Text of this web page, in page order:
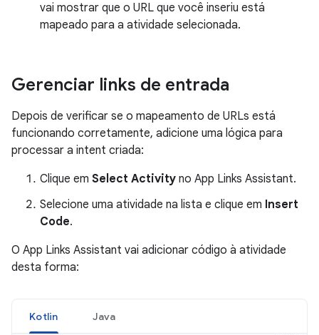
vai mostrar que o URL que você inseriu está
mapeado para a atividade selecionada.
Gerenciar links de entrada
Depois de verificar se o mapeamento de URLs está
funcionando corretamente, adicione uma lógica para
processar a intent criada:
Clique em Select Activity no App Links Assistant.
Selecione uma atividade na lista e clique em Insert
Code.
O App Links Assistant vai adicionar código à atividade
desta forma:
Kotlin Java